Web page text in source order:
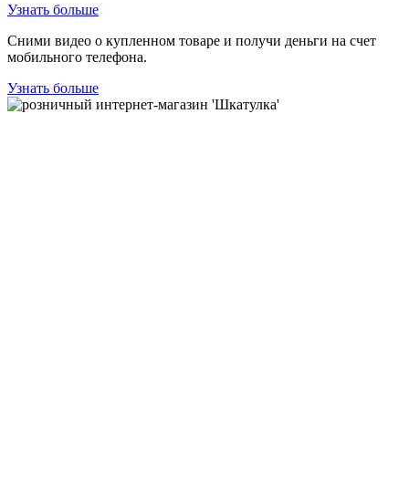
Узнать больше
Сними видео о купленном товаре и получи деньги на счет
мобильного телефона.
Узнать больше